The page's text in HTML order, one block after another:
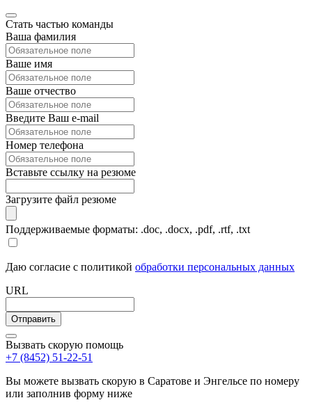
Стать частью команды
Ваша фамилия
Ваше имя
Ваше отчество
Введите Ваш e-mail
Номер телефона
Вставьте ссылку на резюме
Загрузите файл резюме
Поддерживаемые форматы: .doc, .docx, .pdf, .rtf, .txt
Даю согласие с политикой обработки персональных данных
URL
Вызвать скорую помощь
+7 (8452) 51-22-51
Вы можете вызвать скорую в Саратове и Энгельсе по номеру
или заполнив форму ниже